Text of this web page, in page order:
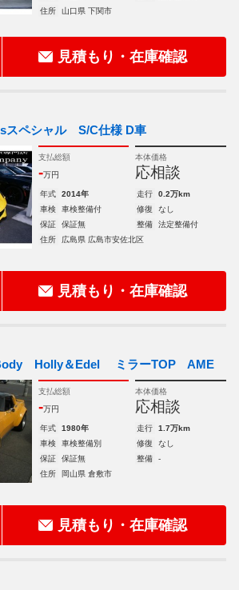
住所
山口県 下関市
見積もり・在庫確認
スペシャル S/C仕様 D車
支払総額
-万円
本体価格
応相談
年式 2014年 走行
0.2万km
車検
車検整備付 修復
なし
保証
保証無 整備
法定整備付
住所
広島県 広島市安佐北区
見積もり・在庫確認
Body Holly＆Edel ミラーTOP AME
支払総額
-万円
本体価格
応相談
年式 1980年 走行
1.7万km
車検
車検整備別 修復
なし
保証
保証無 整備
-
住所
岡山県 倉敷市
見積もり・在庫確認